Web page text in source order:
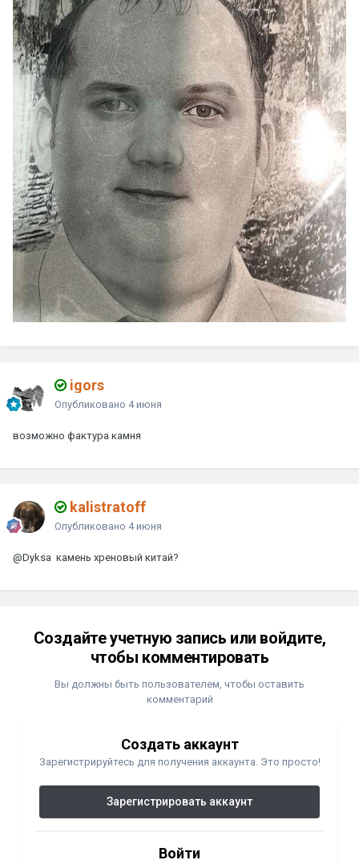
igors
Опубликовано 4 июня
возможно фактура камня
kalistratoff
Опубликовано 4 июня
@Dyksa камень хреновый китай?
Создайте учетную запись или войдите,
чтобы комментировать
Вы должны быть пользователем, чтобы оставить
комментарий
Создать аккаунт
Зарегистрируйтесь для получения аккаунта. Это просто!
Зарегистрировать аккаунт
Войти